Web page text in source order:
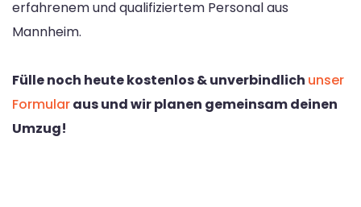
erfahrenem und qualifiziertem Personal aus
Mannheim.
Fülle noch heute kostenlos & unverbindlich unser
Formularaus und wir planen gemeinsam deinen
Umzug!